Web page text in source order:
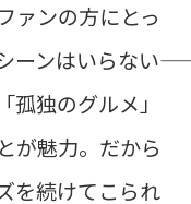
ァンの方にとっ
ンはいらない――
独のグルメ」
が魅力。だから
を続けてこられ